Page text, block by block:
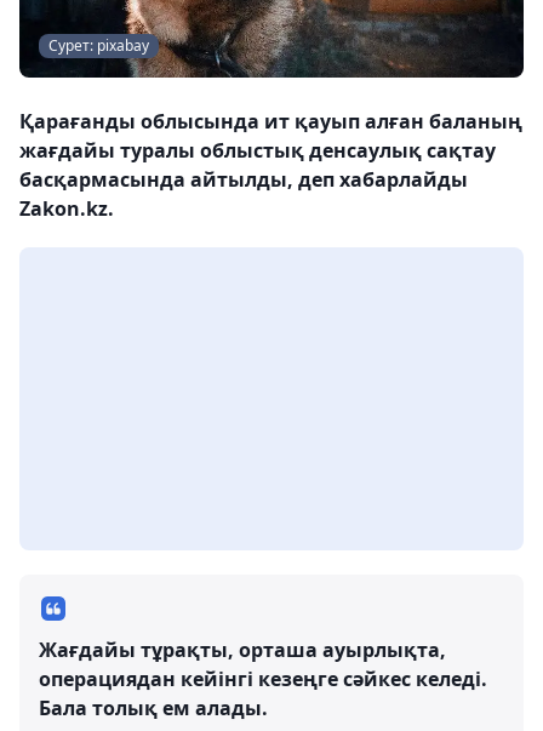
Сурет: pixabay
Қарағанды ​​облысында ит қауып алған баланың
жағдайы туралы облыстық денсаулық сақтау
басқармасында айтылды, деп хабарлайды
Zakon.kz.
Жағдайы тұрақты, орташа ауырлықта,
операциядан кейінгі кезеңге сәйкес келеді.
Бала толық ем алады.